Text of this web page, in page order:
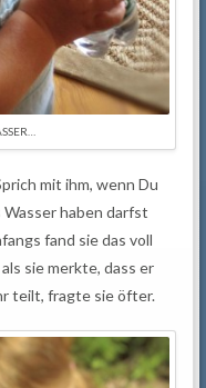
mit ihm, wenn Du
haben darfst
fand sie das voll
sie merkte, dass er
teilt, fragte sie öfter.